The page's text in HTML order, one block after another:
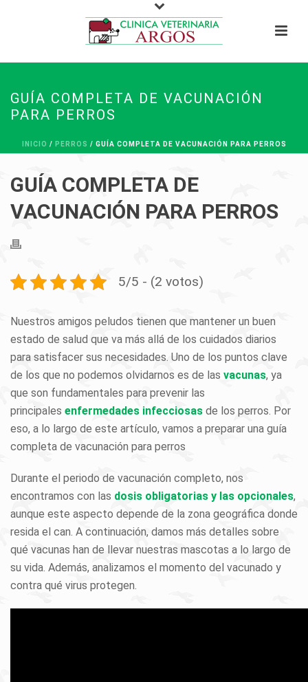
GUÍA COMPLETA DE VACUNACIÓN
PARA PERROS
INICIO / PERROS / GUÍA COMPLETA DE VACUNACIÓN PARA PERROS
GUÍA COMPLETA DE
VACUNACIÓN PARA PERROS
5/5 - (2 votos)
Nuestros amigos peludos tienen que mantener un buen
estado de salud que va más allá de los cuidados diarios
para satisfacer sus necesidades. Uno de los puntos clave
de los que no podemos olvidarnos es de las vacunas, ya
que son fundamentales para prevenir las
principales enfermedades infecciosas de los perros. Por
eso, a lo largo de este artículo, vamos a preparar una guía
completa de vacunación para perros
Durante el periodo de vacunación completo, nos
encontramos con las dosis obligatorias y las opcionales,
aunque este aspecto depende de la zona geográfica donde
resida el can. A continuación, damos más detalles sobre
qué vacunas han de llevar nuestras mascotas a lo largo de
su vida. Además, analizamos el momento del vacunado y
contra qué virus protegen.